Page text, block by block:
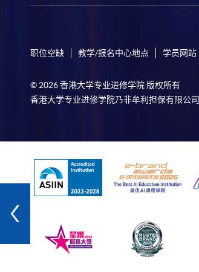
职位空缺 教学/报名中心地点 学员网站
© 2026 香港大学专业进修学院 版权所有
香港大学专业进修学院乃非牟利担保有限公司